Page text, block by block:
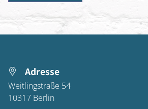
Adresse
Weitlingstraße 54
10317 Berlin